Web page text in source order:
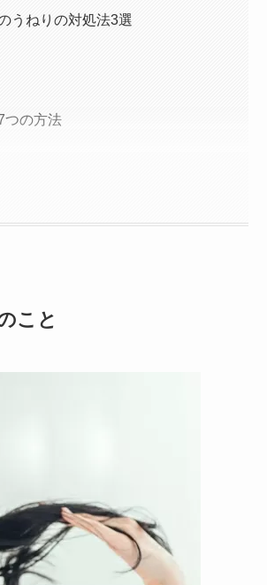
うねりの対処法3選
つの方法
こと